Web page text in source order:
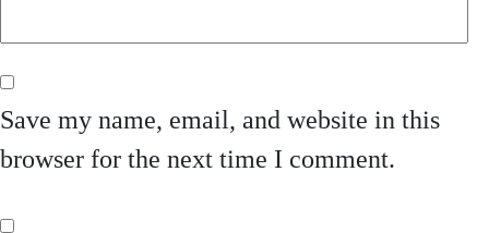
Save my name, email, and website in this
browser for the next time I comment.